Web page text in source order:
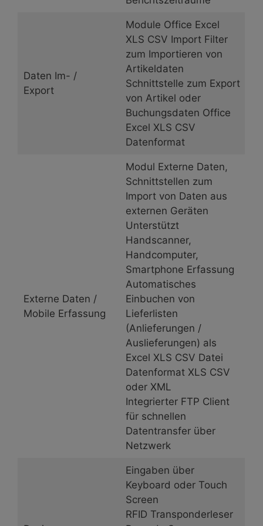
Daten Im- /
Export
Module Office Excel
XLS CSV Import Filter
zum Importieren von
Artikeldaten
Schnittstelle zum Export
von Artikel oder
Buchungsdaten Office
Excel XLS CSV
Datenformat
Externe Daten /
Mobile Erfassung
Modul Externe Daten,
Schnittstellen zum
Import von Daten aus
externen Geräten
Unterstützt
Handscanner,
Handcomputer,
Smartphone Erfassung
Automatisches
Einbuchen von
Lieferlisten
(Anlieferungen /
Auslieferungen) als
Excel XLS CSV Datei
Datenformat XLS CSV
oder XML
Integrierter FTP Client
für schnellen
Datentransfer über
Netzwerk
Eingaben über
Keyboard oder Touch
Screen
RFID Transponderleser